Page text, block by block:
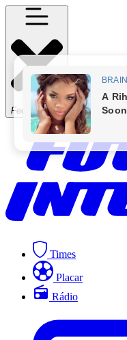
Fechar Menu
Times
Placar
Rádio